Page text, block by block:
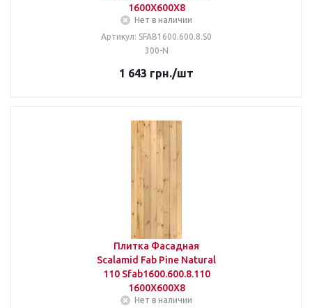
1600X600X8
Нет в наличии
Артикул: SFAB1600.600.8.S0
300-N
1 643 грн./шт
Плитка Фасадная
Scalamid Fab Pine Natural
110 Sfab1600.600.8.110
1600X600X8
Нет в наличии